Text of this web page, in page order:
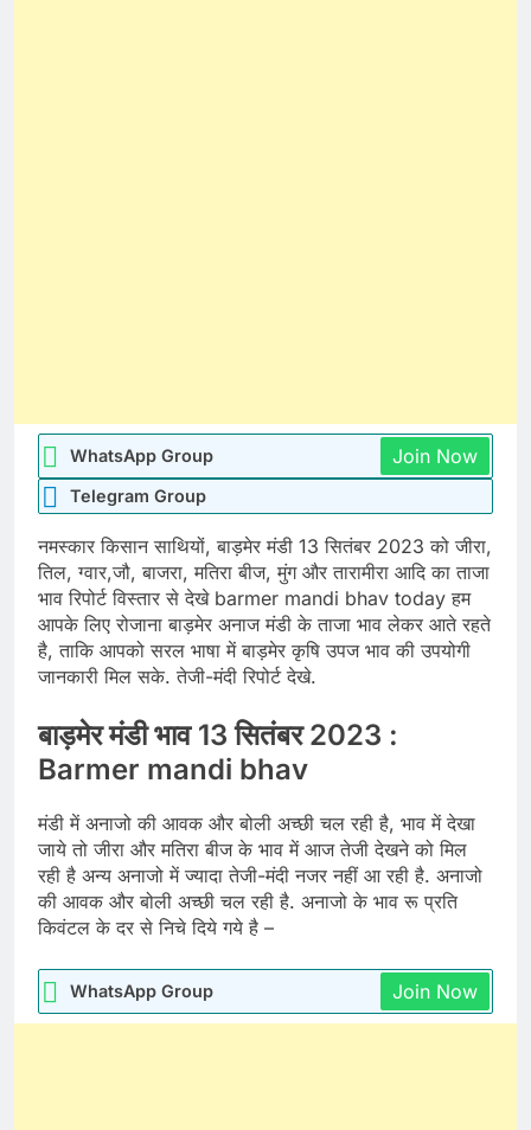
WhatsApp Group Join Now
Telegram Group
नमस्कार किसान साथियों, बाड़मेर मंडी 13 सितंबर 2023 को जीरा,
तिल, ग्वार,जौ, बाजरा, मतिरा बीज, मुंग और तारामीरा आदि का ताजा
भाव रिपोर्ट विस्तार से देखे barmer mandi bhav today हम
आपके लिए रोजाना बाड़मेर अनाज मंडी के ताजा भाव लेकर आते रहते
है, ताकि आपको सरल भाषा में बाड़मेर कृषि उपज भाव की उपयोगी
जानकारी मिल सके. तेजी-मंदी रिपोर्ट देखे.
बाड़मेर मंडी भाव 13 सितंबर 2023 :
Barmer mandi bhav
मंडी में अनाजो की आवक और बोली अच्छी चल रही है, भाव में देखा
जाये तो जीरा और मतिरा बीज के भाव में आज तेजी देखने को मिल
रही है अन्य अनाजो में ज्यादा तेजी-मंदी नजर नहीं आ रही है. अनाजो
की आवक और बोली अच्छी चल रही है. अनाजो के भाव रू प्रति
किवंटल के दर से निचे दिये गये है –
WhatsApp Group Join Now